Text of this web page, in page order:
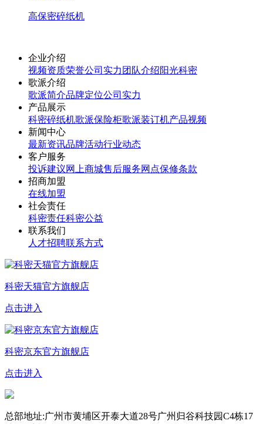
高保密碎纸机
企业介绍
视频资质荣誉公司实力 团队介绍阳光科密
歌派介绍
歌派简介品牌定位公司实力
产品展示
科密碎纸机歌派保险柜歌派装订机产品视频
新闻中心
最新资讯品牌活动行业动态
客户服务
投诉建议网上商城售后服务网点保修条款
招商加盟
在线加盟
社会责任
科密责任科密公益
联系我们
人才招聘联系方式
科密天猫官方旗舰店
点击进入
科密京东官方旗舰店
点击进入
总部地址:广州市黄埔区开泰大道28号广州归谷科技园C4栋17